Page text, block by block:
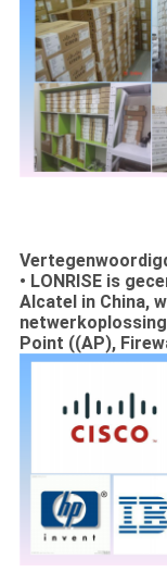
• LONRISE is
Alcatel in China,
Point ((AP),